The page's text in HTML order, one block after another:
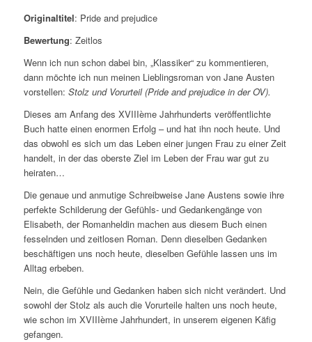
Originaltitel: Pride and prejudice
Bewertung: Zeitlos
Wenn ich nun schon dabei bin, „Klassiker“ zu kommentieren,
dann möchte ich nun meinen Lieblingsroman von Jane Austen
vorstellen: Stolz und Vorurteil (Pride and prejudice in der OV).
Dieses am Anfang des XVIIIème Jahrhunderts veröffentlichte
Buch hatte einen enormen Erfolg – und hat ihn noch heute. Und
das obwohl es sich um das Leben einer jungen Frau zu einer Zeit
handelt, in der das oberste Ziel im Leben der Frau war gut zu
heiraten…
Die genaue und anmutige Schreibweise Jane Austens sowie ihre
perfekte Schilderung der Gefühls- und Gedankengänge von
Elisabeth, der Romanheldin machen aus diesem Buch einen
fesselnden und zeitlosen Roman. Denn dieselben Gedanken
beschäftigen uns noch heute, dieselben Gefühle lassen uns im
Alltag erbeben.
Nein, die Gefühle und Gedanken haben sich nicht verändert. Und
sowohl der Stolz als auch die Vorurteile halten uns noch heute,
wie schon im XVIIIème Jahrhundert, in unserem eigenen Käfig
gefangen.